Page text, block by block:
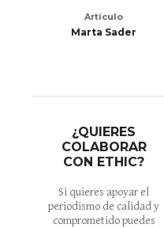
Artículo
Marta Sader
¿QUIERES
COLABORAR
CON ETHIC?
Si quieres apoyar el
periodismo de calidad y
comprometido puedes